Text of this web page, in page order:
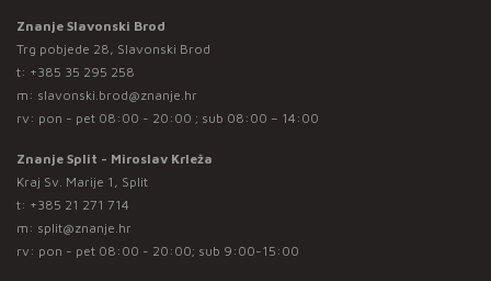
Znanje Slavonski Brod
Trg pobjede 28, Slavonski Brod
t: +385 35 295 258
m: slavonski.brod@znanje.hr
rv: pon - pet 08:00 - 20:00 ; sub 08:00 – 14:00
Znanje Split - Miroslav Krleža
Kraj Sv. Marije 1, Split
t: +385 21 271 714
m: split@znanje.hr
rv: pon - pet 08:00 - 20:00; sub 9:00-15:00